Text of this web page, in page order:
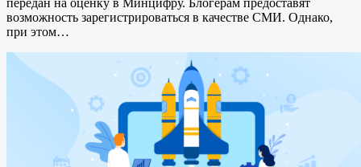
передан на оценку в Минцифру. Блогерам предоставят
возможность зарегистрироваться в качестве СМИ. Однако,
при этом…